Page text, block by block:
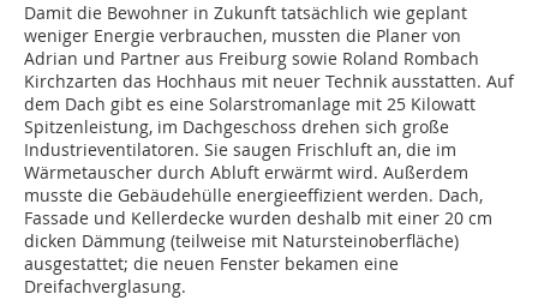
Damit die Bewohner in Zukunft tatsächlich wie geplant
weniger Energie verbrauchen, mussten die Planer von
Adrian und Partner aus Freiburg sowie Roland Rombach
Kirchzarten das Hochhaus mit neuer Technik ausstatten. Auf
dem Dach gibt es eine Solarstromanlage mit 25 Kilowatt
Spitzenleistung, im Dachgeschoss drehen sich große
Industrieventilatoren. Sie saugen Frischluft an, die im
Wärmetauscher durch Abluft erwärmt wird. Außerdem
musste die Gebäudehülle energieeffizient werden. Dach,
Fassade und Kellerdecke wurden deshalb mit einer 20 cm
dicken Dämmung (teilweise mit Natursteinoberfläche)
ausgestattet; die neuen Fenster bekamen eine
Dreifachverglasung.